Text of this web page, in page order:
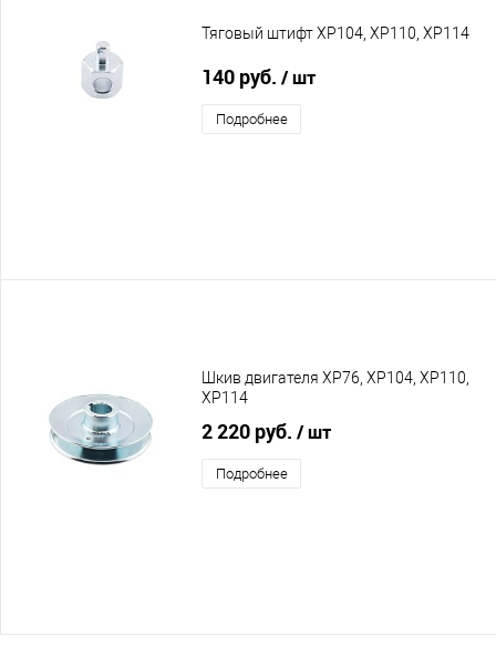
Тяговый штифт XP104, XP110, XP114
140 руб. / шт
Подробнее
Шкив двигателя XP76, XP104, XP110,
XP114
2 220 руб. / шт
Подробнее